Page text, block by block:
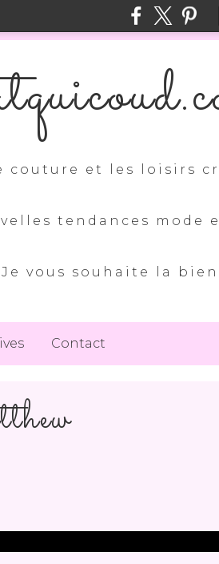
couture et les loisirs
tendances mode
vous souhaite la
Contact